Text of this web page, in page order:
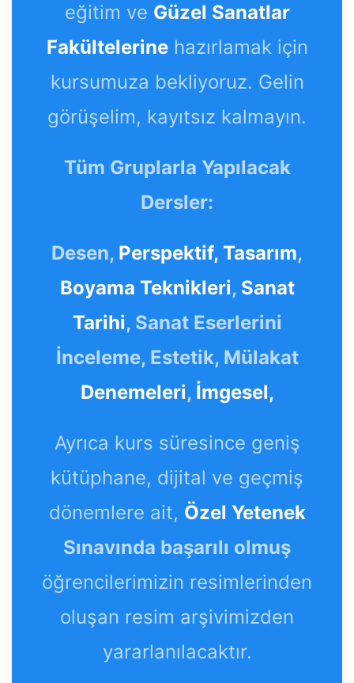
eğitim ve Güzel Sanatlar
Fakültelerinehazırlamak için
kursumuza bekliyoruz. Gelin
görüşelim, kayıtsız kalmayın.
Tüm Gruplarla Yapılacak
Dersler:
Desen, Perspektif, Tasarım,
Boyama Teknikleri, Sanat
Tarihi, Sanat Eserlerini
İnceleme, Estetik, Mülakat
Denemeleri, İmgesel,
Ayrıca kurs süresince geniş
kütüphane, dijital ve geçmiş
dönemlere ait, Özel Yetenek
Sınavında başarılı olmuş
öğrencilerimizin resimlerinden
oluşan resim arşivimizden
yararlanılacaktır.